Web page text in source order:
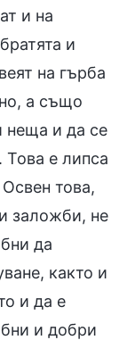
и на
и
на гърба
а също
неща и да се
Това е липса
това,
заложби, не
да
както и
и да е
и добри